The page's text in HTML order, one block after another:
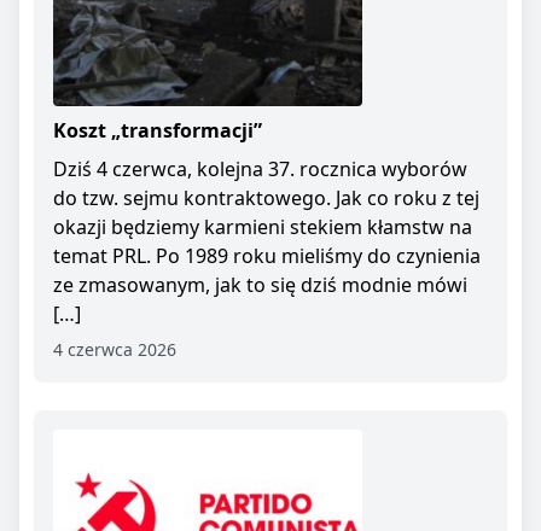
Koszt „transformacji”
Dziś 4 czerwca, kolejna 37. rocznica wyborów
do tzw. sejmu kontraktowego. Jak co roku z tej
okazji będziemy karmieni stekiem kłamstw na
temat PRL. Po 1989 roku mieliśmy do czynienia
ze zmasowanym, jak to się dziś modnie mówi
[…]
4 czerwca 2026